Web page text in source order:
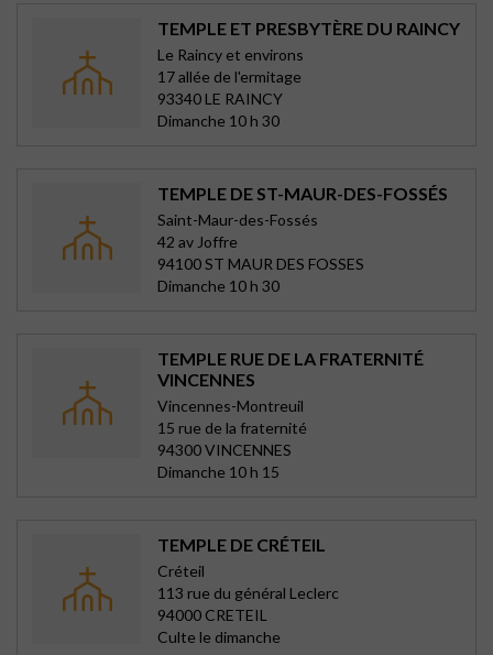
TEMPLE ET PRESBYTÈRE DU RAINCY
Le Raincy et environs
17 allée de l'ermitage
93340 LE RAINCY
Dimanche 10 h 30
TEMPLE DE ST-MAUR-DES-FOSSÉS
Saint-Maur-des-Fossés
42 av Joffre
94100 ST MAUR DES FOSSES
Dimanche 10 h 30
TEMPLE RUE DE LA FRATERNITÉ
VINCENNES
Vincennes-Montreuil
15 rue de la fraternité
94300 VINCENNES
Dimanche 10 h 15
TEMPLE DE CRÉTEIL
Créteil
113 rue du général Leclerc
94000 CRETEIL
Culte le dimanche